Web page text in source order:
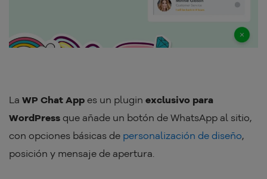
La WP Chat App es un plugin exclusivo para
WordPress que añade un botón de WhatsApp al sitio,
con opciones básicas de personalización de diseño,
posición y mensaje de apertura.